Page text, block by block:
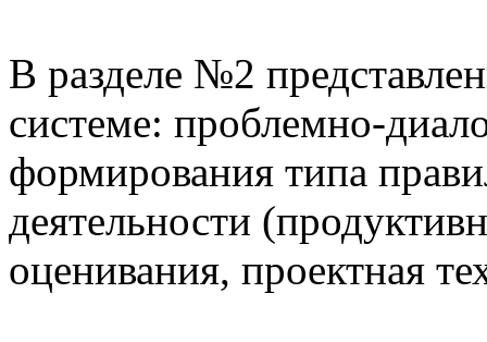
В разделе №2
системе: проблемно-
формирования типа
деятельности
оценивания, проектная